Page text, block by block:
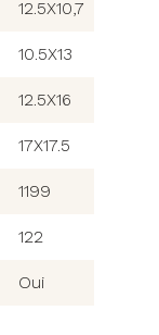
12.5X10,7
10.5X13
12.5X16
17X17.5
1199
122
Oui